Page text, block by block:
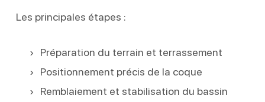
Les principales étapes :
Préparation du terrain et terrassement
Positionnement précis de la coque
Remblaiement et stabilisation du bassin